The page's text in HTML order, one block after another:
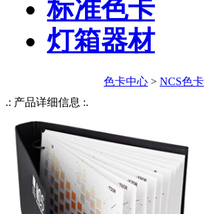
标准色卡
灯箱器材
色卡中心 > NCS色卡
.: 产品详细信息 :.